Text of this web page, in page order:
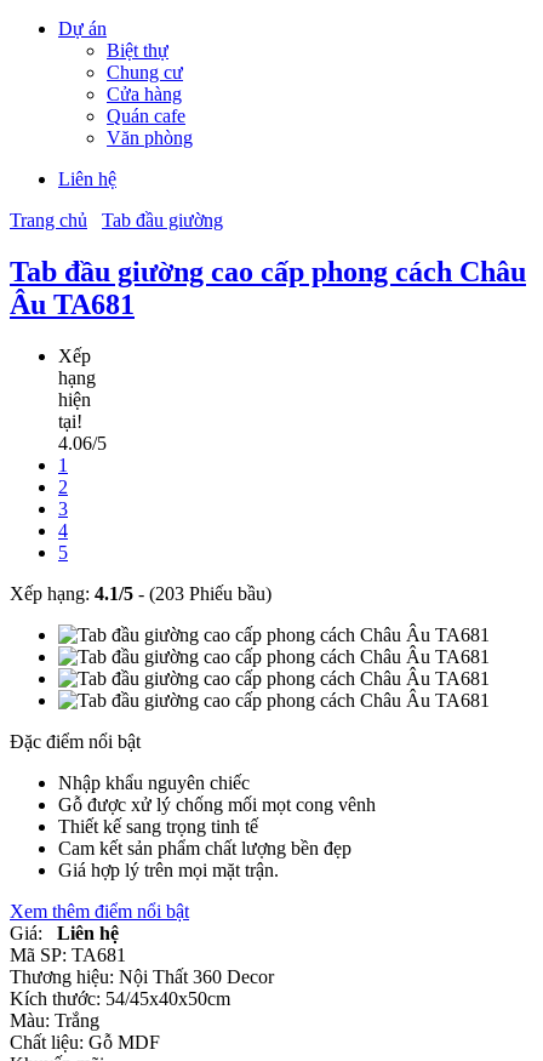
Dự án
Biệt thự
Chung cư
Cửa hàng
Quán cafe
Văn phòng
Liên hệ
Trang chủ
Tab đầu giường
Tab đầu giường cao cấp phong cách Châu
Âu TA681
Xếp
hạng
hiện
tại!
4.06/5
1
2
3
4
5
Xếp hạng: 4.1/5 - (203 Phiếu bầu)
Đặc điểm nổi bật
Nhập khẩu nguyên chiếc
Gỗ được xử lý chống mối mọt cong vênh
Thiết kế sang trọng tinh tế
Cam kết sản phẩm chất lượng bền đẹp
Giá hợp lý trên mọi mặt trận.
Xem thêm điểm nổi bật
Giá:
Liên hệ
Mã SP: TA681
Thương hiệu: Nội Thất 360 Decor
Kích thước: 54/45x40x50cm
Màu: Trắng
Chất liệu: Gỗ MDF